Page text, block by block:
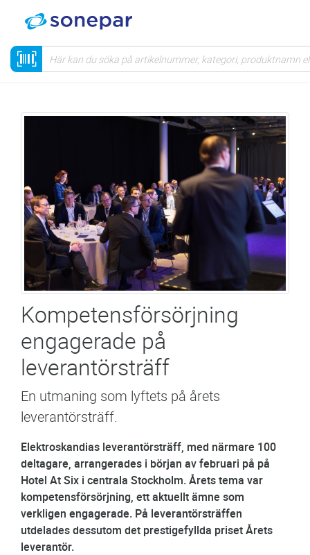
Kompetensförsörjning
engagerade på
leverantörsträff
En utmaning som lyftets på årets
leverantörsträff.
Elektroskandias leverantörsträff, med närmare 100
deltagare, arrangerades i början av februari på på
Hotel At Six i centrala Stockholm. Årets tema var
kompetensförsörjning, ett aktuellt ämne som
verkligen engagerade. På leverantörsträffen
utdelades dessutom det prestigefyllda priset Årets
leverantör.